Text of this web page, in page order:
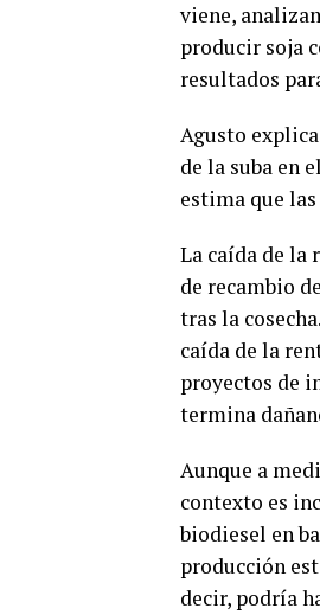
viene,
producir soja
resultados
Agusto
de la suba en
estima que
La caída de la
de recambio
tras la
caída de la
proyectos de
termina
Aunque a
contexto es
biodiesel en
producción
decir, podría